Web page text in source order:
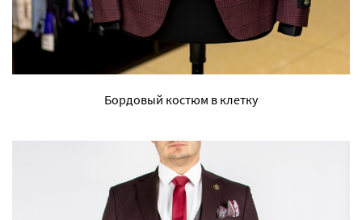
Бордовый костюм в клетку